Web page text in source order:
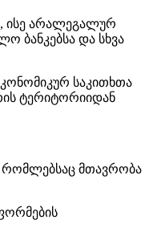
ისე არალეგალურ
ბანკებსა და სხვა
საკითხთა
ტერიტორიიდან
რომლებსაც მთავრობა